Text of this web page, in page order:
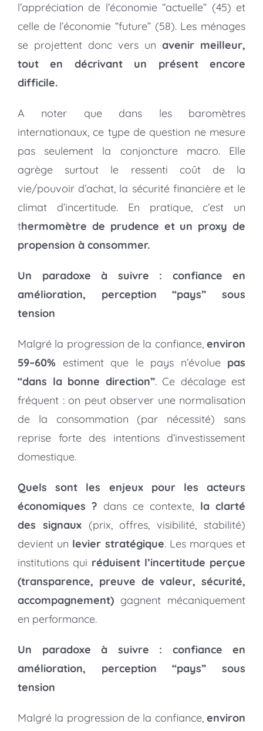
l’appréciation de l’économie “actuelle” (45) et
celle de l’économie “future” (58). Les ménages
se projettent donc vers un avenir meilleur,
tout en décrivant un présent encore
difficile.
A noter que dans les baromètres
internationaux, ce type de question ne mesure
pas seulement la conjoncture macro. Elle
agrège surtout le ressenti coût de la
vie/pouvoir d’achat, la sécurité financière et le
climat d’incertitude. En pratique, c’est un
thermomètre de prudence et un proxy de
propension à consommer.
Un paradoxe à suivre : confiance en
amélioration, perception “pays” sous
tension
Malgré la progression de la confiance, environ
59–60% estiment que le pays n’évolue pas
“dans la bonne direction”. Ce décalage est
fréquent : on peut observer une normalisation
de la consommation (par nécessité) sans
reprise forte des intentions d’investissement
domestique.
Quels sont les enjeux pour les acteurs
économiques ? dans ce contexte, la clarté
des signaux(prix, offres, visibilité, stabilité)
devient un levier stratégique. Les marques et
institutions qui réduisent l’incertitude perçue
(transparence, preuve de valeur, sécurité,
accompagnement) gagnent mécaniquement
en performance.
Un paradoxe à suivre : confiance en
amélioration, perception “pays” sous
tension
Malgré la progression de la confiance, environ